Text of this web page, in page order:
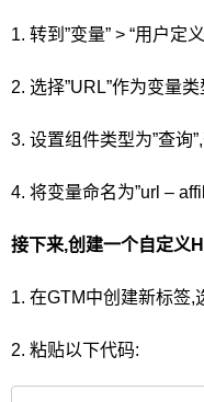
1. 转到”变量” > “用户定
2. 选择”URL”作为变量类
3. 设置组件类型为”查询
4. 将变量命名为”url –
接下来,创建一个自定义
1. 在GTM中创建新标签,
2. 粘贴以下代码: